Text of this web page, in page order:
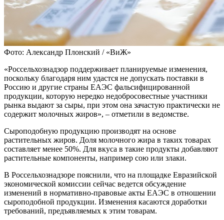
Фото: Александр Плонский / «ВиЖ»
«Россельхознадзор поддерживает планируемые изменения,
поскольку благодаря ним удастся не допускать поставки в
Россию и другие страны ЕАЭС фальсифицированной
продукции, которую нередко недобросовестные участники
рынка выдают за сыры, при этом она зачастую практически не
содержит молочных жиров», – отметили в ведомстве.
Сыроподобную продукцию производят на основе
растительных жиров. Доля молочного жира в таких товарах
составляет менее 50%. Для вкуса в такие продукты добавляют
растительные компоненты, например сою или злаки.
В Россельхознадзоре пояснили, что на площадке Евразийской
экономической комиссии сейчас ведется обсуждение
изменений в нормативно-правовые акты ЕАЭС в отношении
сыроподобной продукции. Изменения касаются доработки
требований, предъявляемых к этим товарам.